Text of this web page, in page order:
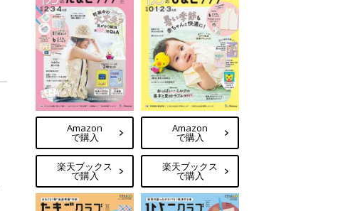
Amazon
で購入
楽天ブックス
で購入
Amazon
で購入
楽天ブックス
で購入